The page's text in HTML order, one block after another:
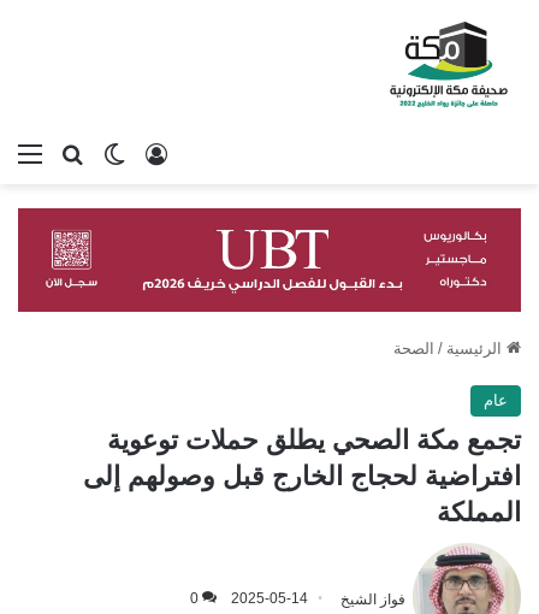
بحثالوضع
تسجيل الدخول
الرئيسية / الصحة
عام
تجمع مكة الصحي يطلق حملات توعوية
افتراضية لحجاج الخارج قبل وصولهم إلى
المملكة
فواز الشيخ 2025-05-14
0